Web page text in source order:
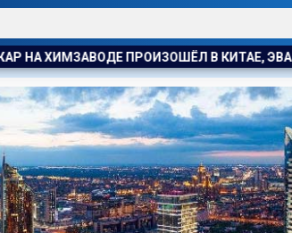
ЭВАКУИРОВАЛИ БОЛЕЕ 1200 ЧЕЛОВЕК